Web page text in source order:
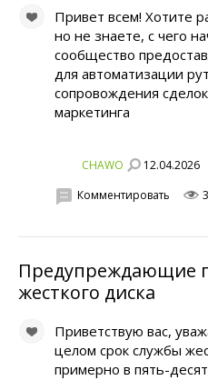
Привет всем! Хотите
но не знаете, с чего
сообщество
для автоматизации
сопровождения
маркетинга
CHAWO 12.04.2026
Комментировать
Предупреждающие
жесткого диска
Приветствую вас,
целом срок службы
примерно в пять-